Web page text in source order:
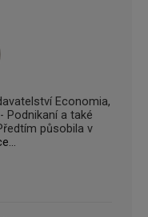
Economia,
Podnikaní a také
působila v